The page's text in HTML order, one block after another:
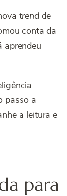
trend de
conta da
aprendeu
passo a
a leitura e
para